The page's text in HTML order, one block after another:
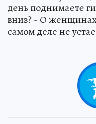
день поднимаете
вниз? - О
самом деле не